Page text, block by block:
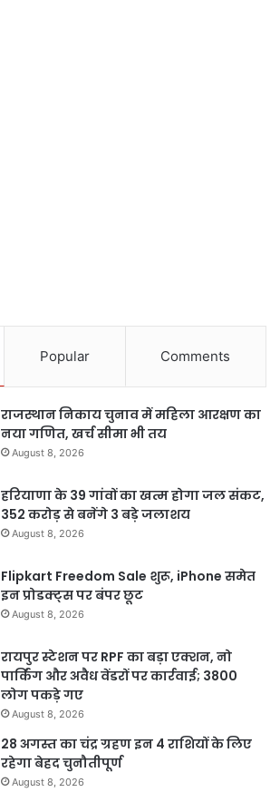
Popular Comments
राजस्थान निकाय चुनाव में महिला आरक्षण का
नया गणित, खर्च सीमा भी तय
August 8, 2026
हरियाणा के 39 गांवों का खत्म होगा जल संकट,
352 करोड़ से बनेंगे 3 बड़े जलाशय
August 8, 2026
Flipkart Freedom Sale शुरू, iPhone समेत
इन प्रोडक्ट्स पर बंपर छूट
August 8, 2026
रायपुर स्टेशन पर RPF का बड़ा एक्शन, नो
पार्किंग और अवैध वेंडरों पर कार्रवाई; 3800
लोग पकड़े गए
August 8, 2026
28 अगस्त का चंद्र ग्रहण इन 4 राशियों के लिए
रहेगा बेहद चुनौतीपूर्ण
August 8, 2026